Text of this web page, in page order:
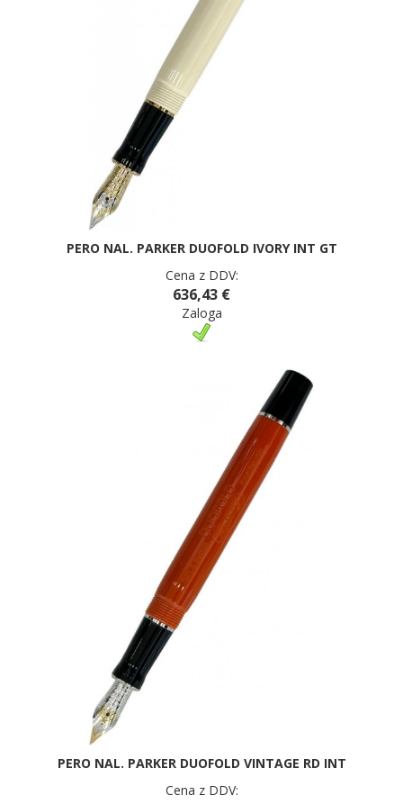
PERO NAL. PARKER DUOFOLD IVORY INT GT
Cena z DDV:
636,43 €
Zaloga
PERO NAL. PARKER DUOFOLD VINTAGE RD INT
Cena z DDV: